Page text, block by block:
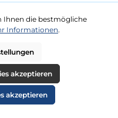
Ihnen die bestmögliche
Informationen.
akzeptieren
akzeptieren